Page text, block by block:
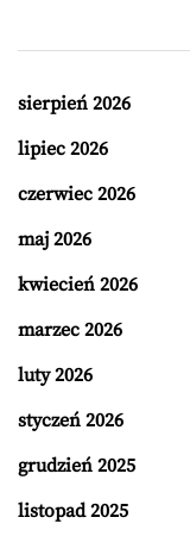
sierpień 2026
lipiec 2026
czerwiec 2026
maj 2026
kwiecień 2026
marzec 2026
luty 2026
styczeń 2026
grudzień 2025
listopad 2025